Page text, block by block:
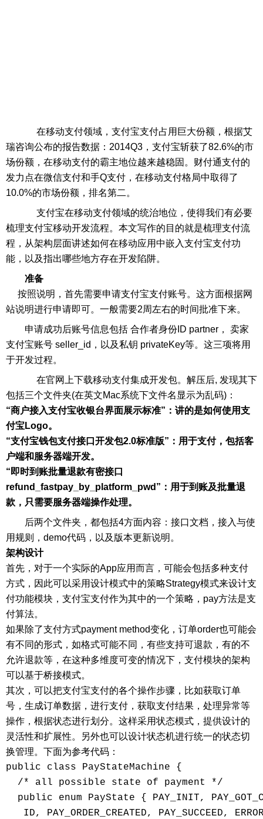
在移动支付领域，支付宝支付占用巨大份额，根据艾
瑞咨询公布的报告数据：2014Q3，支付宝斩获了82.6%的市
场份额，在移动支付的霸主地位越来越稳固。财付通支付的
发力点在微信支付和手Q支付，在移动支付格局中取得了
10.0%的市场份额，排名第二。
支付宝在移动支付领域的统治地位，使得我们有必要
梳理支付宝移动开发流程。本文写作的目的就是梳理支付流
程，从架构层面讲述如何在移动应用中嵌入支付宝支付功
能，以及指出哪些地方存在开发陷阱。
准备
按照说明，首先需要申请支付宝支付账号。这方面根据网
站说明进行申请即可。一般需要2周左右的时间批准下来。
申请成功后账号信息包括 合作者身份ID partner， 卖家
支付宝账号 seller_id，以及私钥 privateKey等。这三项将用
于开发过程。
在官网上下载移动支付集成开发包。解压后, 发现其下
包括三个文件夹(在英文Mac系统下文件名显示为乱码)：
“商户接入支付宝收银台界面展示标准”：讲的是如何使用支
付宝Logo。
“支付宝钱包支付接口开发包2.0标准版”：用于支付，包括客
户端和服务器端开发。
“即时到账批量退款有密接口
refund_fastpay_by_platform_pwd”：用于到账及批量退
款，只需要服务器端操作处理。
后两个文件夹，都包括4方面内容：接口文档，接入与使
用规则，demo代码，以及版本更新说明。
架构设计
首先，对于一个实际的App应用而言，可能会包括多种支付
方式，因此可以采用设计模式中的策略Strategy模式来设计支
付功能模块，支付宝支付作为其中的一个策略，pay方法是支
付算法。
如果除了支付方式payment method变化，订单order也可能会
有不同的形式，如格式可能不同，有些支持可退款，有的不
允许退款等，在这种多维度可变的情况下，支付模块的架构
可以基于桥接模式。
其次，可以把支付宝支付的各个操作步骤，比如获取订单
号，生成订单数据，进行支付，获取支付结果，处理异常等
操作，根据状态进行划分。这样采用状态模式，提供设计的
灵活性和扩展性。另外也可以设计状态机进行统一的状态切
换管理。下面为参考代码：
public class PayStateMachine {
  /* all possible state of payment */
public enum PayState { PAY_INIT,
ID, PAY_ORDER_CREATED, PAY_SUCCEED,